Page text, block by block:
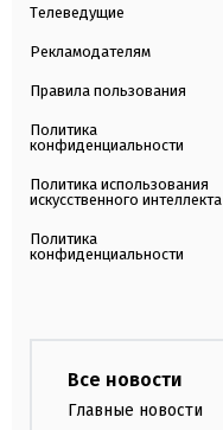
Телеведущие
Рекламодателям
Правила пользования
Политика
конфиденциальности
Политика использования
искусственного интеллекта
Политика
конфиденциальности
Все новости
Главные новости